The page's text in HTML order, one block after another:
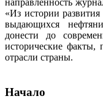
«Из истории
выдающихся
донести до
исторические факты,
отрасли страны.
Начало